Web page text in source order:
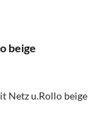
beige
Netz u.Rollo beige